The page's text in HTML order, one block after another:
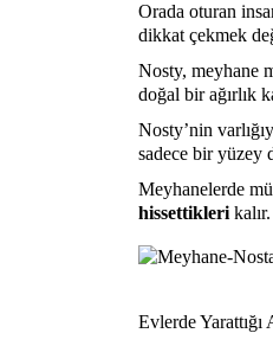
Orada oturan
dikkat çekmek
Nosty, meyhane
doğal bir ağırlık
Nosty’nin
sadece bir yüzey
Meyhanelerde
hissettikleri
Evlerde Yarattığı